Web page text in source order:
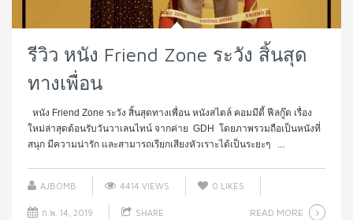
รีวิว หนัง Friend Zone ระวัง สิ้นสุด
ทางเพื่อน
หนัง Friend Zone ระวัง สิ้นสุดทางเพื่อน หนังสไตล์ คอมมีดี้ ฟีลกู๊ด เรื่อง
ใหม่ล่าสุดต้อนรับวันวาเลนไทน์ จากค่าย GDH โดยภาพรวมถือเป็นหนังที่
สนุก มีความน่ารัก และสามารถเรียกเสียงหัวเราะได้เป็นระยะๆ ...
AJBOMB 4414 VIEWS 0 LIKES
ก.พ. 14, 2019 SHARE READ MORE